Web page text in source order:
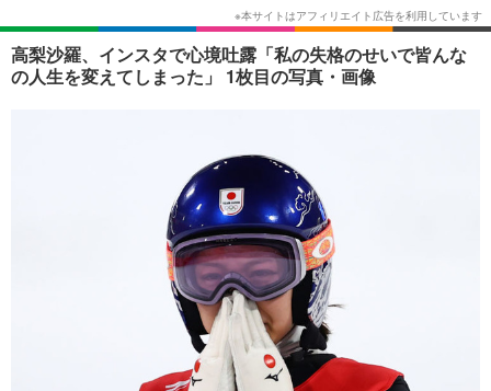
韓国・芸能
音楽 スポーツ
ライフTOP グルメ
ペット ショッピング
リリース一覧
プッシュ通知の停止方法
高梨沙羅、インスタで心境吐露「私の失格のせいで皆んな
の人生を変えてしまった」 1枚目の写真・画像